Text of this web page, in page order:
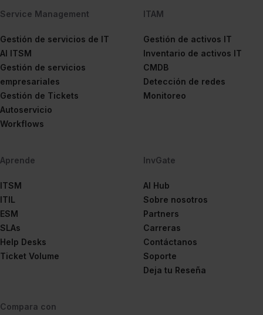
Service Management
Gestión de servicios de IT
AI ITSM
Gestión de servicios
empresariales
Gestión de Tickets
Autoservicio
Workflows
ITAM
Gestión de activos IT
Inventario de activos IT
CMDB
Detección de redes
Monitoreo
Aprende
ITSM
ITIL
ESM
SLAs
Help Desks
Ticket Volume
InvGate
AI Hub
Sobre nosotros
Partners
Carreras
Contáctanos
Soporte
Deja tu Reseña
Compara con